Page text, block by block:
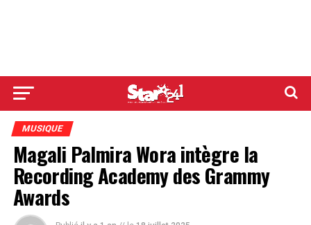
MUSIQUE
Magali Palmira Wora intègre la
Recording Academy des Grammy
Awards